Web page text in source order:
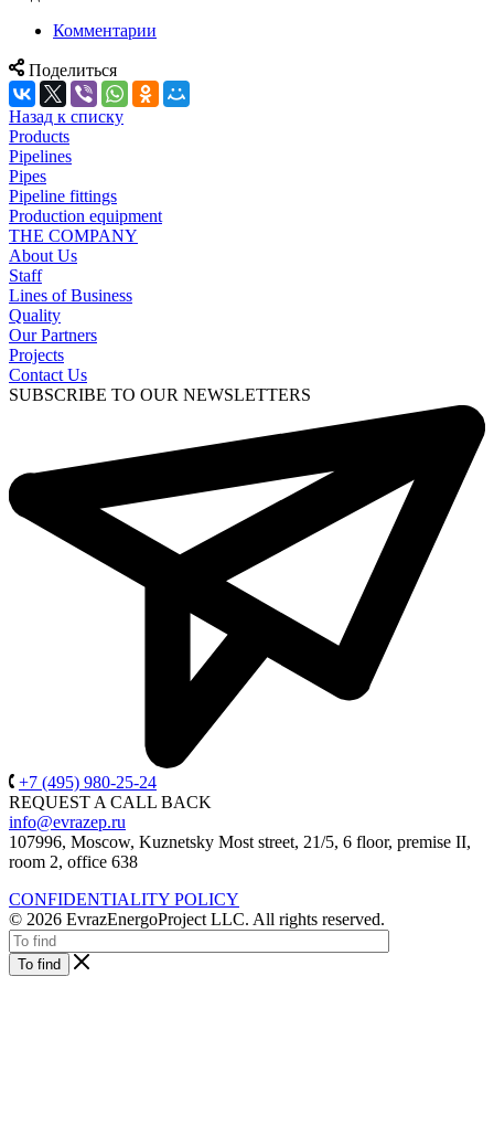
Комментарии
Поделиться
Назад к списку
Products
Pipelines
Pipes
Pipeline fittings
Production equipment
THE COMPANY
About Us
Staff
Lines of Business
Quality
Our Partners
Projects
Contact Us
SUBSCRIBE TO OUR NEWSLETTERS
+7 (495) 980-25-24
REQUEST A CALL BACK
info@evrazep.ru
107996, Moscow, Kuznetsky Most street, 21/5, 6 floor, premise II,
room 2, office 638
CONFIDENTIALITY POLICY
© 2026 EvrazEnergoProject LLC. All rights reserved.
To find